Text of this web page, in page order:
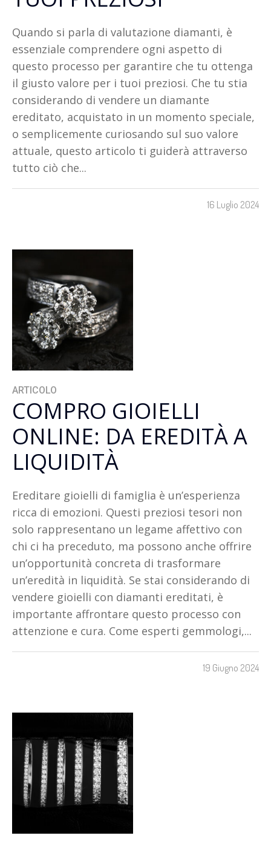
Quando si parla di valutazione diamanti, è
essenziale comprendere ogni aspetto di
questo processo per garantire che tu ottenga
il giusto valore per i tuoi preziosi. Che tu stia
considerando di vendere un diamante
ereditato, acquistato in un momento speciale,
o semplicemente curiosando sul suo valore
attuale, questo articolo ti guiderà attraverso
tutto ciò che...
16 Luglio 2024
ARTICOLO
COMPRO GIOIELLI
ONLINE: DA EREDITÀ A
LIQUIDITÀ
Ereditare gioielli di famiglia è un’esperienza
ricca di emozioni. Questi preziosi tesori non
solo rappresentano un legame affettivo con
chi ci ha preceduto, ma possono anche offrire
un’opportunità concreta di trasformare
un’eredità in liquidità. Se stai considerando di
vendere gioielli con diamanti ereditati, è
importante affrontare questo processo con
attenzione e cura. Come esperti gemmologi,...
19 Giugno 2024